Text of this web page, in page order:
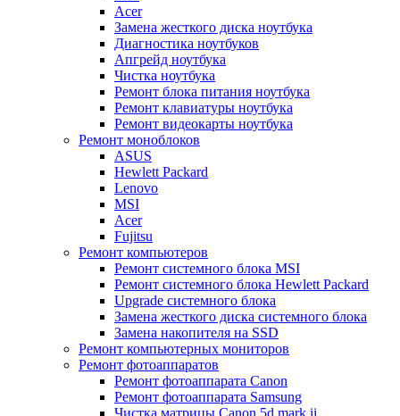
Acer
Замена жесткого диска ноутбука
Диагностика ноутбуков
Апгрейд ноутбука
Чистка ноутбука
Ремонт блока питания ноутбука
Ремонт клавиатуры ноутбука
Ремонт видеокарты ноутбука
Ремонт моноблоков
ASUS
Hewlett Packard
Lenovo
MSI
Acer
Fujitsu
Ремонт компьютеров
Ремонт системного блока MSI
Ремонт системного блока Hewlett Packard
Upgrade системного блока
Замена жесткого диска системного блока
Замена накопителя на SSD
Ремонт компьютерных мониторов
Ремонт фотоаппаратов
Ремонт фотоаппарата Canon
Ремонт фотоаппарата Samsung
Чистка матрицы Canon 5d mark ii